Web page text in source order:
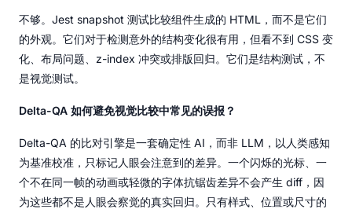
不够。Jest snapshot 测试比较组件生成的 HTML，而不是它们
的外观。它们对于检测意外的结构变化很有用，但看不到 CSS 变
化、布局问题、z-index 冲突或排版回归。它们是结构测试，不
是视觉测试。
Delta-QA 如何避免视觉比较中常见的误报？
Delta-QA 的比对引擎是一套确定性 AI，而非 LLM，以人类感知
为基准校准，只标记人眼会注意到的差异。一个闪烁的光标、一
个不在同一帧的动画或轻微的字体抗锯齿差异不会产生 diff，因
为这些都不是人眼会察觉的真实回归。只有样式、位置或尺寸的